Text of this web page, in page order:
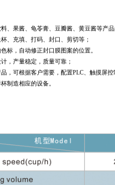
、果酱、龟苓膏、豆瓣酱、黄豆酱等产
、充填、打码、封口、剪切等；
标，自动修正封口膜图案的位置。
，产量稳定，质量可靠；
，可根据客户需要，配置PLC、触摸屏控
制造相应的设备。